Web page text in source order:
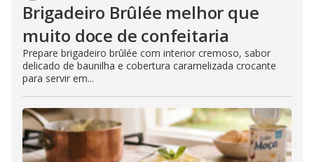
Brigadeiro Brûlée melhor que
muito doce de confeitaria
Prepare brigadeiro brûlée com interior cremoso, sabor
delicado de baunilha e cobertura caramelizada crocante
para servir em...